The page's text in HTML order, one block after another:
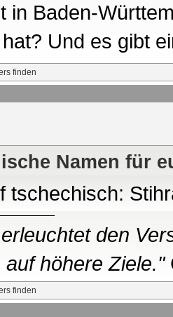
in Baden-
Und es gibt
Namen für
tschechisch:
den
auf höhere Ziele."